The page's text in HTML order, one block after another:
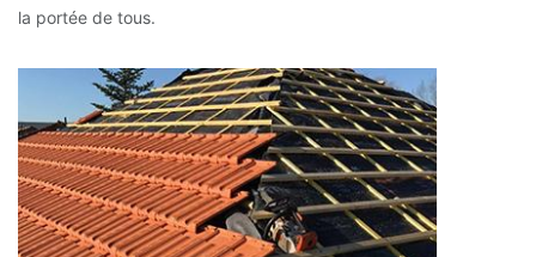
la portée de tous.